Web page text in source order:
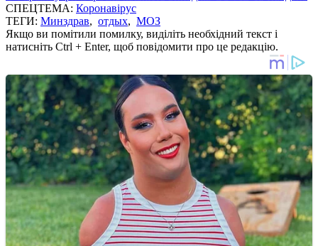
СПЕЦТЕМА: Коронавірус
ТЕГИ: Минздрав, отдых, МОЗ
Якщо ви помітили помилку, виділіть необхідний текст і
натисніть Ctrl + Enter, щоб повідомити про це редакцію.